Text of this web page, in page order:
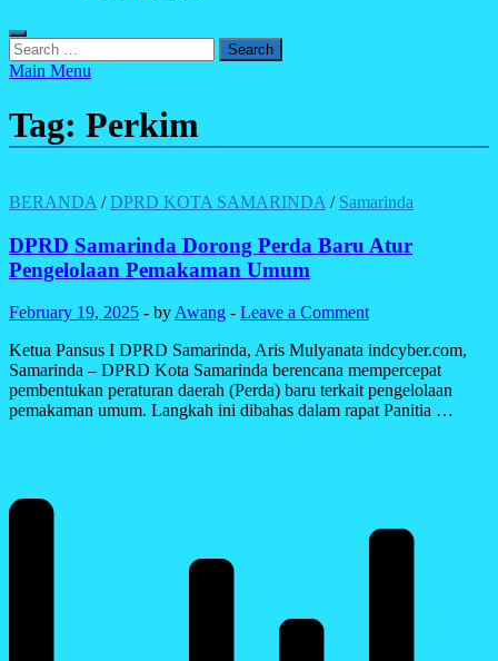
Search
for:
Main Menu
Tag: Perkim
BERANDA /DPRD KOTA SAMARINDA / Samarinda
DPRD Samarinda Dorong Perda Baru Atur
Pengelolaan Pemakaman Umum
February 19, 2025 - by Awang - Leave a Comment
Ketua Pansus I DPRD Samarinda, Aris Mulyanata indcyber.com,
Samarinda – DPRD Kota Samarinda berencana mempercepat
pembentukan peraturan daerah (Perda) baru terkait pengelolaan
pemakaman umum. Langkah ini dibahas dalam rapat Panitia …